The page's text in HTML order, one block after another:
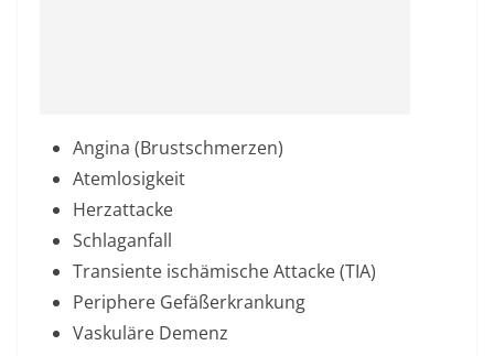
Angina (Brustschmerzen)
Atemlosigkeit
Herzattacke
Schlaganfall
Transiente ischämische Attacke (TIA)
Periphere Gefäßerkrankung
Vaskuläre Demenz